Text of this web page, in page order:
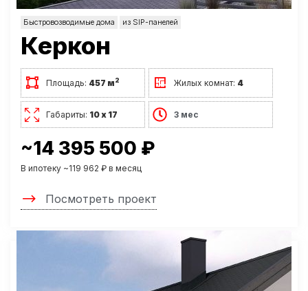
Быстровозводимые дома из SIP-панелей
Керкон
Площадь: 457 м2 Жилых комнат: 4
Габариты: 10 х 17 3 мес
~14 395 500 ₽
В ипотеку ~119 962 ₽ в месяц
Посмотреть проект